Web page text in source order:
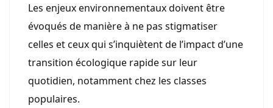
Les enjeux environnementaux doivent être
évoqués de manière à ne pas stigmatiser
celles et ceux qui s’inquiètent de l’impact d’une
transition écologique rapide sur leur
quotidien, notamment chez les classes
populaires.